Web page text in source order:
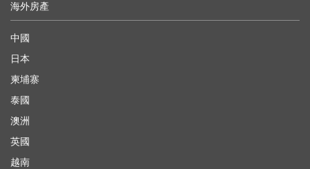
海外房產
中國
日本
柬埔寨
泰國
澳洲
英國
越南